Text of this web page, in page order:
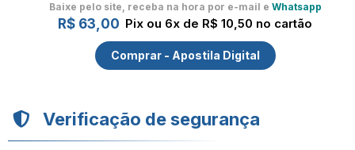
Baixe pelo site, receba na hora por e-mail e Whatsapp
R$ 63,00 Pix ou 6x de R$ 10,50 no cartão
Comprar - Apostila Digital
Verificação de segurança